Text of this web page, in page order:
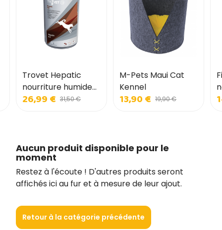
Trovet Hepatic
nourriture humide
pour chiens
26,99 € 31,50 €
M-Pets Maui Cat
Kennel
13,90 € 19,90 €
Aucun produit disponible pour le
moment
Restez à l'écoute ! D'autres produits seront
affichés ici au fur et à mesure de leur ajout.
Retour à la catégorie précédente